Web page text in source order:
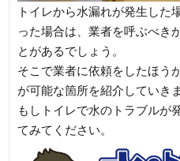
トイレから水漏れが発生した
った場合は、業者を呼ぶべき
とがあるでしょう。
そこで業者に依頼をしたほう
が可能な箇所を紹介していきま
もしトイレで水のトラブルが
てみてください。